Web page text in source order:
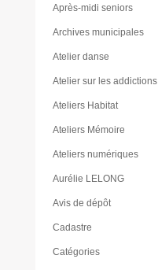
Après-midi seniors
Archives municipales
Atelier danse
Atelier sur les addictions
Ateliers Habitat
Ateliers Mémoire
Ateliers numériques
Aurélie LELONG
Avis de dépôt
Cadastre
Catégories